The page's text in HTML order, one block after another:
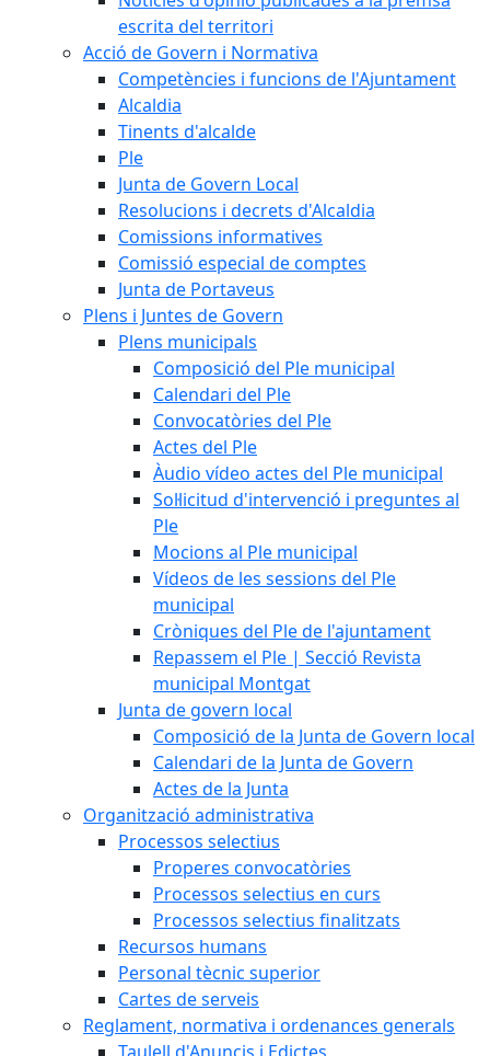
escrita del territori
Acció de Govern i Normativa
Competències i funcions de l'Ajuntament
Alcaldia
Tinents d'alcalde
Ple
Junta de Govern Local
Resolucions i decrets d'Alcaldia
Comissions informatives
Comissió especial de comptes
Junta de Portaveus
Plens i Juntes de Govern
Plens municipals
Composició del Ple municipal
Calendari del Ple
Convocatòries del Ple
Actes del Ple
Àudio vídeo actes del Ple municipal
Sol·licitud d'intervenció i preguntes al
Ple
Mocions al Ple municipal
Vídeos de les sessions del Ple
municipal
Cròniques del Ple de l'ajuntament
Repassem el Ple | Secció Revista
municipal Montgat
Junta de govern local
Composició de la Junta de Govern local
Calendari de la Junta de Govern
Actes de la Junta
Organització administrativa
Processos selectius
Properes convocatòries
Processos selectius en curs
Processos selectius finalitzats
Recursos humans
Personal tècnic superior
Cartes de serveis
Reglament, normativa i ordenances generals